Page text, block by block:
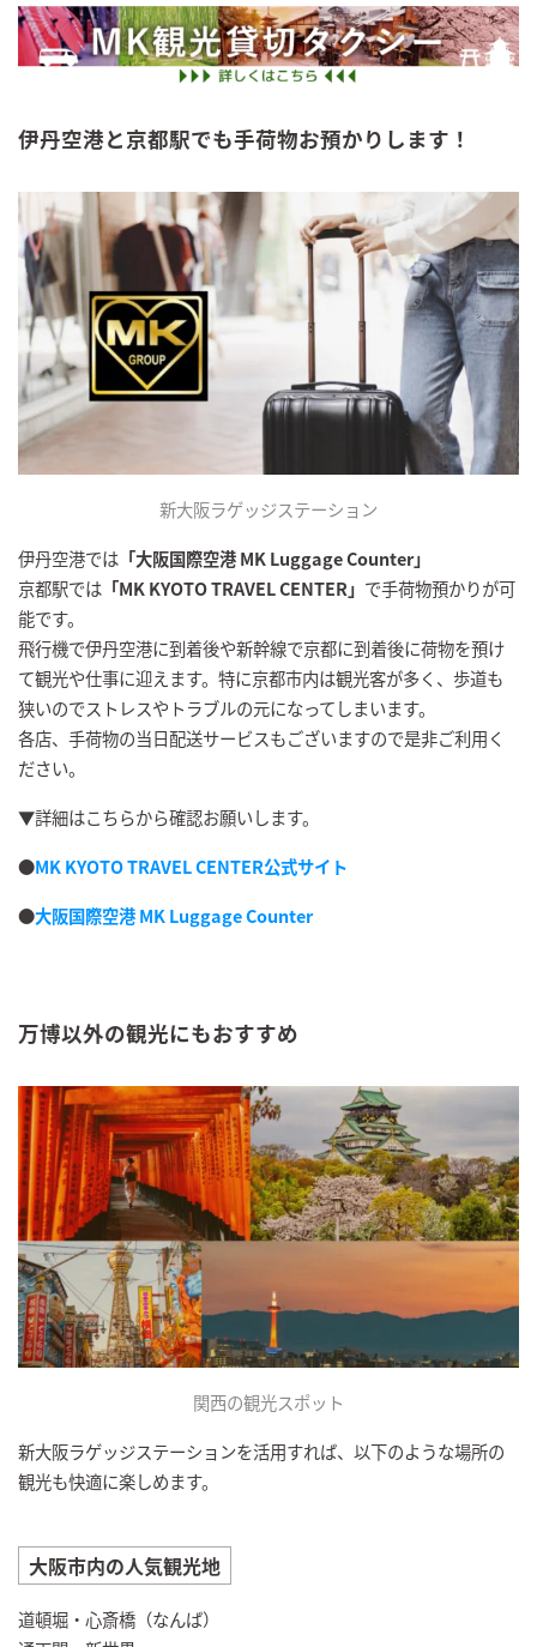
伊丹空港と京都駅でも手荷物お預かりします！
新大阪ラゲッジステーション
伊丹空港では 「大阪国際空港 MK Luggage Counter」
京都駅では 「MK KYOTO TRAVEL CENTER」 で手荷物預かりが可
能です。
飛行機で伊丹空港に到着後や新幹線で京都に到着後に荷物を預け
て観光や仕事に迎えます。特に京都市内は観光客が多く、歩道も
狭いのでストレスやトラブルの元になってしまいます。
各店、手荷物の当日配送サービスもございますので是非ご利用く
ださい。
▼詳細はこちらから確認お願いします。
●MK KYOTO TRAVEL CENTER公式サイト
●大阪国際空港 MK Luggage Counter
万博以外の観光にもおすすめ
関西の観光スポット
新大阪ラゲッジステーションを活用すれば、以下のような場所の
観光も快適に楽しめます。
大阪市内の人気観光地
道頓堀・心斎橋（なんば）